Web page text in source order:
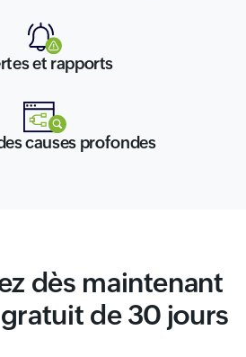
et rapports
causes profondes
dès maintenant
de 30 jours